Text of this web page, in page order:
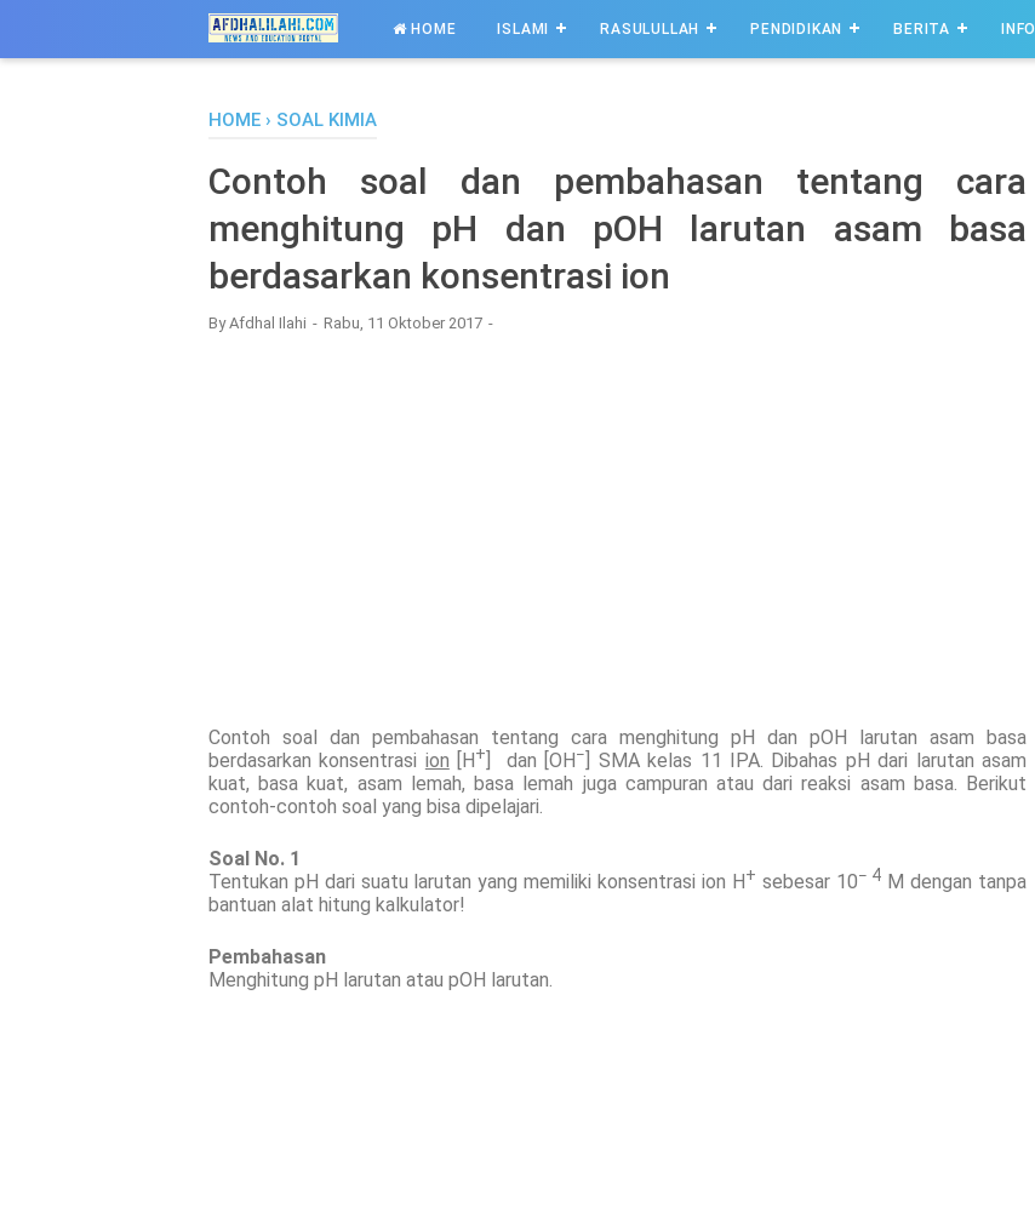
HOME ISLAMI RASULULLAH PENDIDIKAN BERITA INFO
HOME › SOAL KIMIA
Contoh soal dan pembahasan tentang cara
menghitung pH dan pOH larutan asam basa
berdasarkan konsentrasi ion
ByAfdhal Ilahi Rabu, 11 Oktober 2017
Contoh soal dan pembahasan tentang cara menghitung pH dan pOH larutan asam basa
berdasarkan konsentrasi ion [H+ ] dan [OH− ] SMA kelas 11 IPA. Dibahas pH dari larutan asam
kuat, basa kuat, asam lemah, basa lemah juga campuran atau dari reaksi asam basa. Berikut
contoh-contoh soal yang bisa dipelajari.
Soal No. 1
Tentukan pH dari suatu larutan yang memiliki konsentrasi ion H+ sebesar 10− 4 M dengan tanpa
bantuan alat hitung kalkulator!
Pembahasan
Menghitung pH larutan atau pOH larutan.